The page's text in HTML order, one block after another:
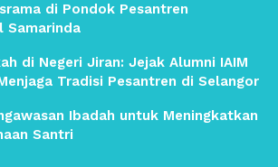
di Pondok Pesantren
Samarinda
di Negeri Jiran: Jejak Alumni IAIM
Tradisi Pesantren di Selangor
Ibadah untuk Meningkatkan
Santri